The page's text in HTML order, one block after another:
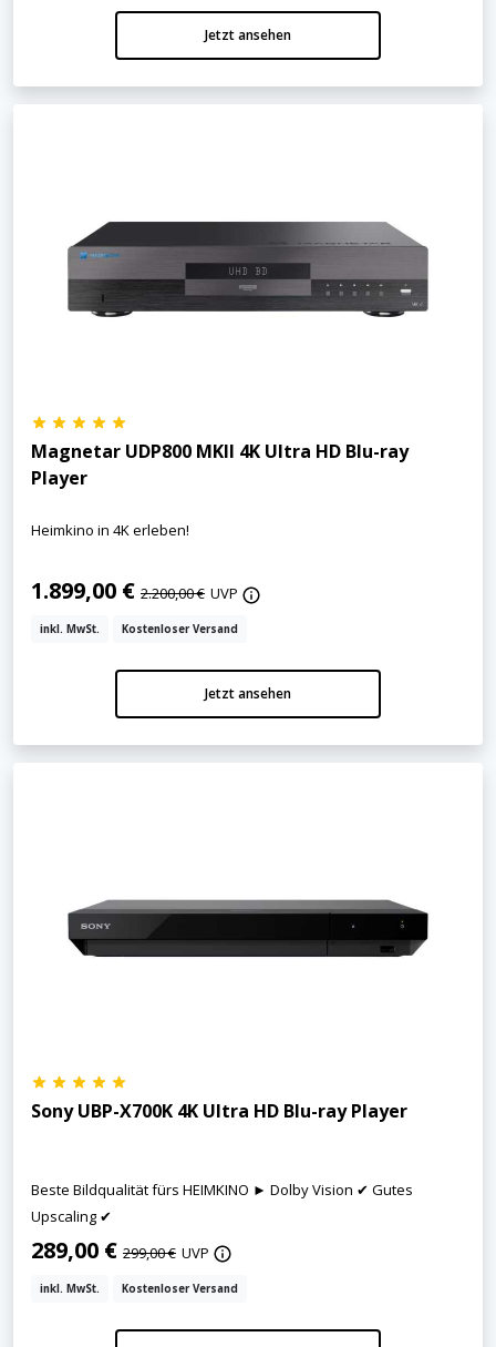
Jetzt ansehen
Magnetar UDP800 MKII 4K Ultra HD Blu-ray
Player
Heimkino in 4K erleben!
1.899,00 € 2.200,00 € UVP
inkl. MwSt. Kostenloser Versand
Jetzt ansehen
Sony UBP-X700K 4K Ultra HD Blu-ray Player
Beste Bildqualität fürs HEIMKINO ► Dolby Vision ✔ Gutes
Upscaling ✔
289,00 € 299,00 € UVP
inkl. MwSt. Kostenloser Versand